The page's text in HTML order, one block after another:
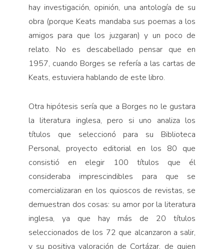
hay investigación, opinión, una antología de su
obra (porque Keats mandaba sus poemas a los
amigos para que los juzgaran) y un poco de
relato. No es descabellado pensar que en
1957, cuando Borges se refería a las cartas de
Keats, estuviera hablando de este libro.
Otra hipótesis sería que a Borges no le gustara
la literatura inglesa, pero si uno analiza los
títulos que seleccionó para su Biblioteca
Personal, proyecto editorial en los 80 que
consistió en elegir 100 títulos que él
consideraba imprescindibles para que se
comercializaran en los quioscos de revistas, se
demuestran dos cosas: su amor por la literatura
inglesa, ya que hay más de 20 títulos
seleccionados de los 72 que alcanzaron a salir,
y su positiva valoración de Cortázar, de quien